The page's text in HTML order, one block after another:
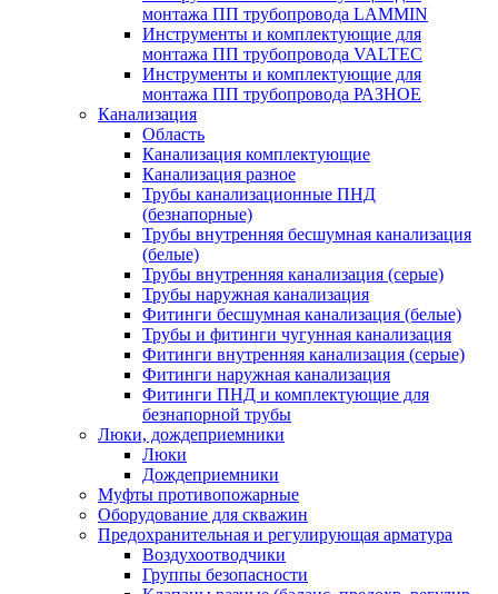
монтажа ПП трубопровода LAMMIN
Инструменты и комплектующие для
монтажа ПП трубопровода VALTEC
Инструменты и комплектующие для
монтажа ПП трубопровода РАЗНОЕ
Канализация
Область
Канализация комплектующие
Канализация разное
Трубы канализационные ПНД
(безнапорные)
Трубы внутренняя бесшумная канализация
(белые)
Трубы внутренняя канализация (серые)
Трубы наружная канализация
Фитинги бесшумная канализация (белые)
Трубы и фитинги чугунная канализация
Фитинги внутренняя канализация (серые)
Фитинги наружная канализация
Фитинги ПНД и комплектующие для
безнапорной трубы
Люки, дождеприемники
Люки
Дождеприемники
Муфты противопожарные
Оборудование для скважин
Предохранительная и регулирующая арматура
Воздухоотводчики
Группы безопасности